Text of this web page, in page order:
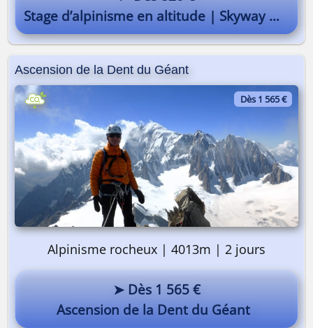
On y va ? 🎒
Pourquoi pas vous ? 😎
Stage d’alpinisme en altitude | Skyway Monte-Bianco
Ascension de la Dent du Géant
Dès 1 565 €
Alpinisme rocheux | 4013m | 2 jours
➤ Dès 1 565 €
Ascension de la Dent du Géant